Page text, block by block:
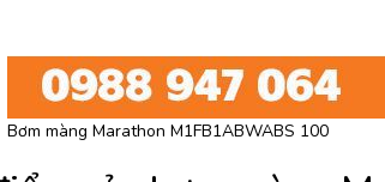
Bơm màng Marathon M1FB1ABWABS 100